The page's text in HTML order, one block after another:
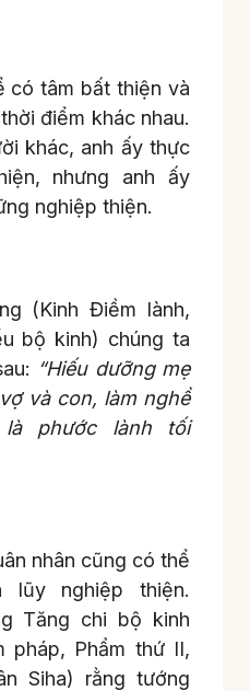
tâm bất thiện và
điểm khác nhau.
khác, anh ấy thực
nhưng anh ấy
nghiệp thiện.
(Kinh Điềm lành,
bộ kinh) chúng ta
“Hiếu dưỡng mẹ
và con, làm nghề
phước lành tối
nhân cũng có thể
nghiệp thiện.
Tăng chi bộ kinh
pháp, Phẩm thứ II,
Siha) rằng tướng